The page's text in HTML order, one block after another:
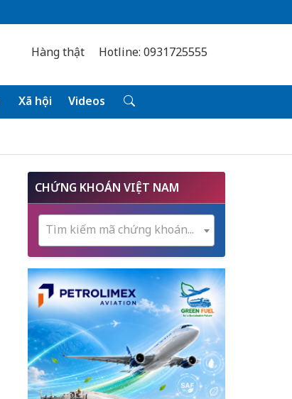
Hàng thật Hotline: 0931725555
Xã hội Videos
CHỨNG KHOÁN VIỆT NAM
Tìm kiếm mã chứng khoán...